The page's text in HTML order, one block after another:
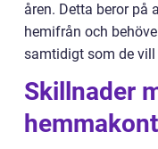
åren. Detta beror på
hemifrån och
samtidigt som de
Skillnader